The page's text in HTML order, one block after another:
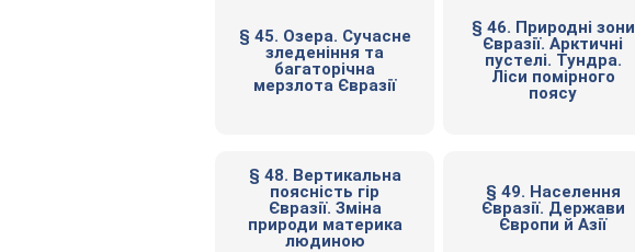
§ 45. Озера. Сучасне
зледеніння та
багаторічна
мерзлота Євразії
§ 46. Природні зони
Євразії. Арктичні
пустелі. Тундра.
Ліси помірного
поясу
§ 48. Вертикальна
поясність гір
Євразії. Зміна
природи материка
людиною
§ 49. Населення
Євразії. Держави
Європи й Азії